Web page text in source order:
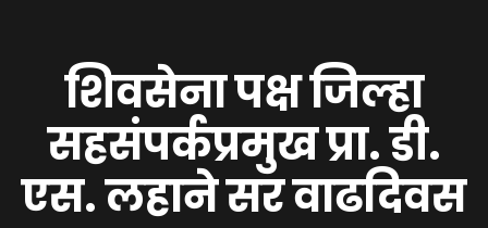
शिवसेना पक्ष जिल्हा
सहसंपर्कप्रमुख प्रा. डी.
एस. लहाने सर वाढदिवस